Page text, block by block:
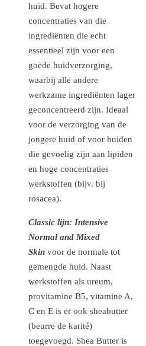
huid. Bevat hogere
concentraties van die
ingrediënten die echt
essentieel zijn voor een
goede huidverzorging,
waarbij alle andere
werkzame ingrediënten lager
geconcentreerd zijn. Ideaal
voor de verzorging van de
jongere huid of voor huiden
die gevoelig zijn aan lipiden
en hoge concentraties
werkstoffen (bijv. bij
rosacea).
Classic lijn: Intensive
Normal and Mixed
Skin voor de normale tot
gemengde huid. Naast
werkstoffen als ureum,
provitamine B5, vitamine A,
C en E is er ook sheabutter
(beurre de karité)
toegevoegd. Shea Butter is